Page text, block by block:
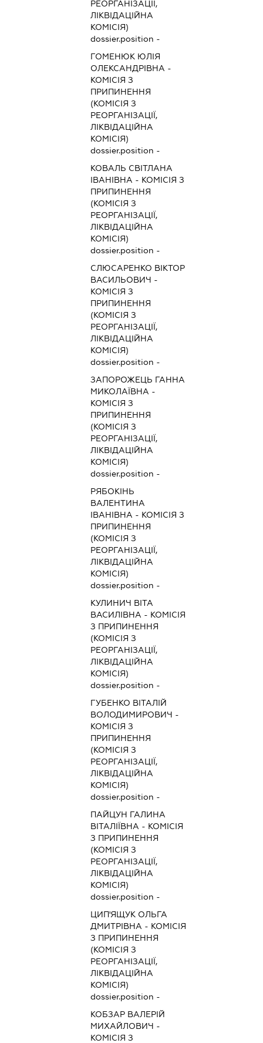
РЕОРГАНІЗАЦІЇ,
ЛІКВІДАЦІЙНА
КОМІСІЯ)
dossier.position -
ГОМЕНЮК ЮЛІЯ
ОЛЕКСАНДРІВНА -
КОМІСІЯ З
ПРИПИНЕННЯ
(КОМІСІЯ З
РЕОРГАНІЗАЦІЇ,
ЛІКВІДАЦІЙНА
КОМІСІЯ)
dossier.position -
КОВАЛЬ СВІТЛАНА
ІВАНІВНА - КОМІСІЯ З
ПРИПИНЕННЯ
(КОМІСІЯ З
РЕОРГАНІЗАЦІЇ,
ЛІКВІДАЦІЙНА
КОМІСІЯ)
dossier.position -
СЛЮСАРЕНКО ВІКТОР
ВАСИЛЬОВИЧ -
КОМІСІЯ З
ПРИПИНЕННЯ
(КОМІСІЯ З
РЕОРГАНІЗАЦІЇ,
ЛІКВІДАЦІЙНА
КОМІСІЯ)
dossier.position -
ЗАПОРОЖЕЦЬ ГАННА
МИКОЛАЇВНА -
КОМІСІЯ З
ПРИПИНЕННЯ
(КОМІСІЯ З
РЕОРГАНІЗАЦІЇ,
ЛІКВІДАЦІЙНА
КОМІСІЯ)
dossier.position -
РЯБОКІНЬ
ВАЛЕНТИНА
ІВАНІВНА - КОМІСІЯ З
ПРИПИНЕННЯ
(КОМІСІЯ З
РЕОРГАНІЗАЦІЇ,
ЛІКВІДАЦІЙНА
КОМІСІЯ)
dossier.position -
КУЛИНИЧ ВІТА
ВАСИЛІВНА - КОМІСІЯ
З ПРИПИНЕННЯ
(КОМІСІЯ З
РЕОРГАНІЗАЦІЇ,
ЛІКВІДАЦІЙНА
КОМІСІЯ)
dossier.position -
ГУБЕНКО ВІТАЛІЙ
ВОЛОДИМИРОВИЧ -
КОМІСІЯ З
ПРИПИНЕННЯ
(КОМІСІЯ З
РЕОРГАНІЗАЦІЇ,
ЛІКВІДАЦІЙНА
КОМІСІЯ)
dossier.position -
ПАЙЦУН ГАЛИНА
ВІТАЛІЇВНА - КОМІСІЯ
З ПРИПИНЕННЯ
(КОМІСІЯ З
РЕОРГАНІЗАЦІЇ,
ЛІКВІДАЦІЙНА
КОМІСІЯ)
dossier.position -
ЦИП'ЯЩУК ОЛЬГА
ДМИТРІВНА - КОМІСІЯ
З ПРИПИНЕННЯ
(КОМІСІЯ З
РЕОРГАНІЗАЦІЇ,
ЛІКВІДАЦІЙНА
КОМІСІЯ)
dossier.position -
КОБЗАР ВАЛЕРІЙ
МИХАЙЛОВИЧ -
КОМІСІЯ З